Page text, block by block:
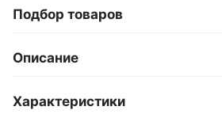
Подбор товаров
Описание
Характеристики